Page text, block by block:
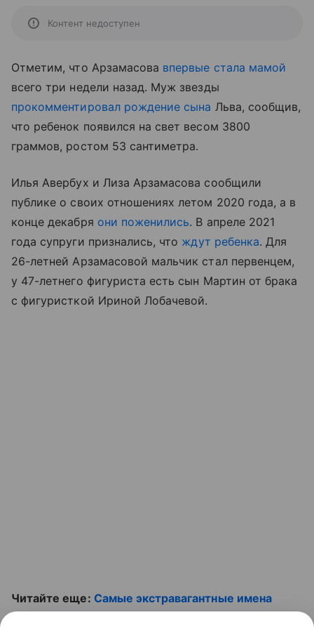
Контент недоступен
Отметим, что Арзамасова впервые стала мамой
всего три недели назад. Муж звезды
прокомментировал рождение сына Льва, сообщив,
что ребенок появился на свет весом 3800
граммов, ростом 53 сантиметра.
Илья Авербух и Лиза Арзамасова сообщили
публике о своих отношениях летом 2020 года, а в
конце декабря они поженились. В апреле 2021
года супруги признались, что ждут ребенка. Для
26-летней Арзамасовой мальчик стал первенцем,
у 47-летнего фигуриста есть сын Мартин от брака
с фигуристкой Ириной Лобачевой.
Читайте еще: Самые экстравагантные имена